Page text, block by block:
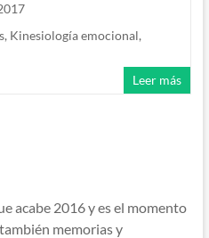
, Kinesiología emocional,
Leer más
acabe 2016 y es el momento
memorias y